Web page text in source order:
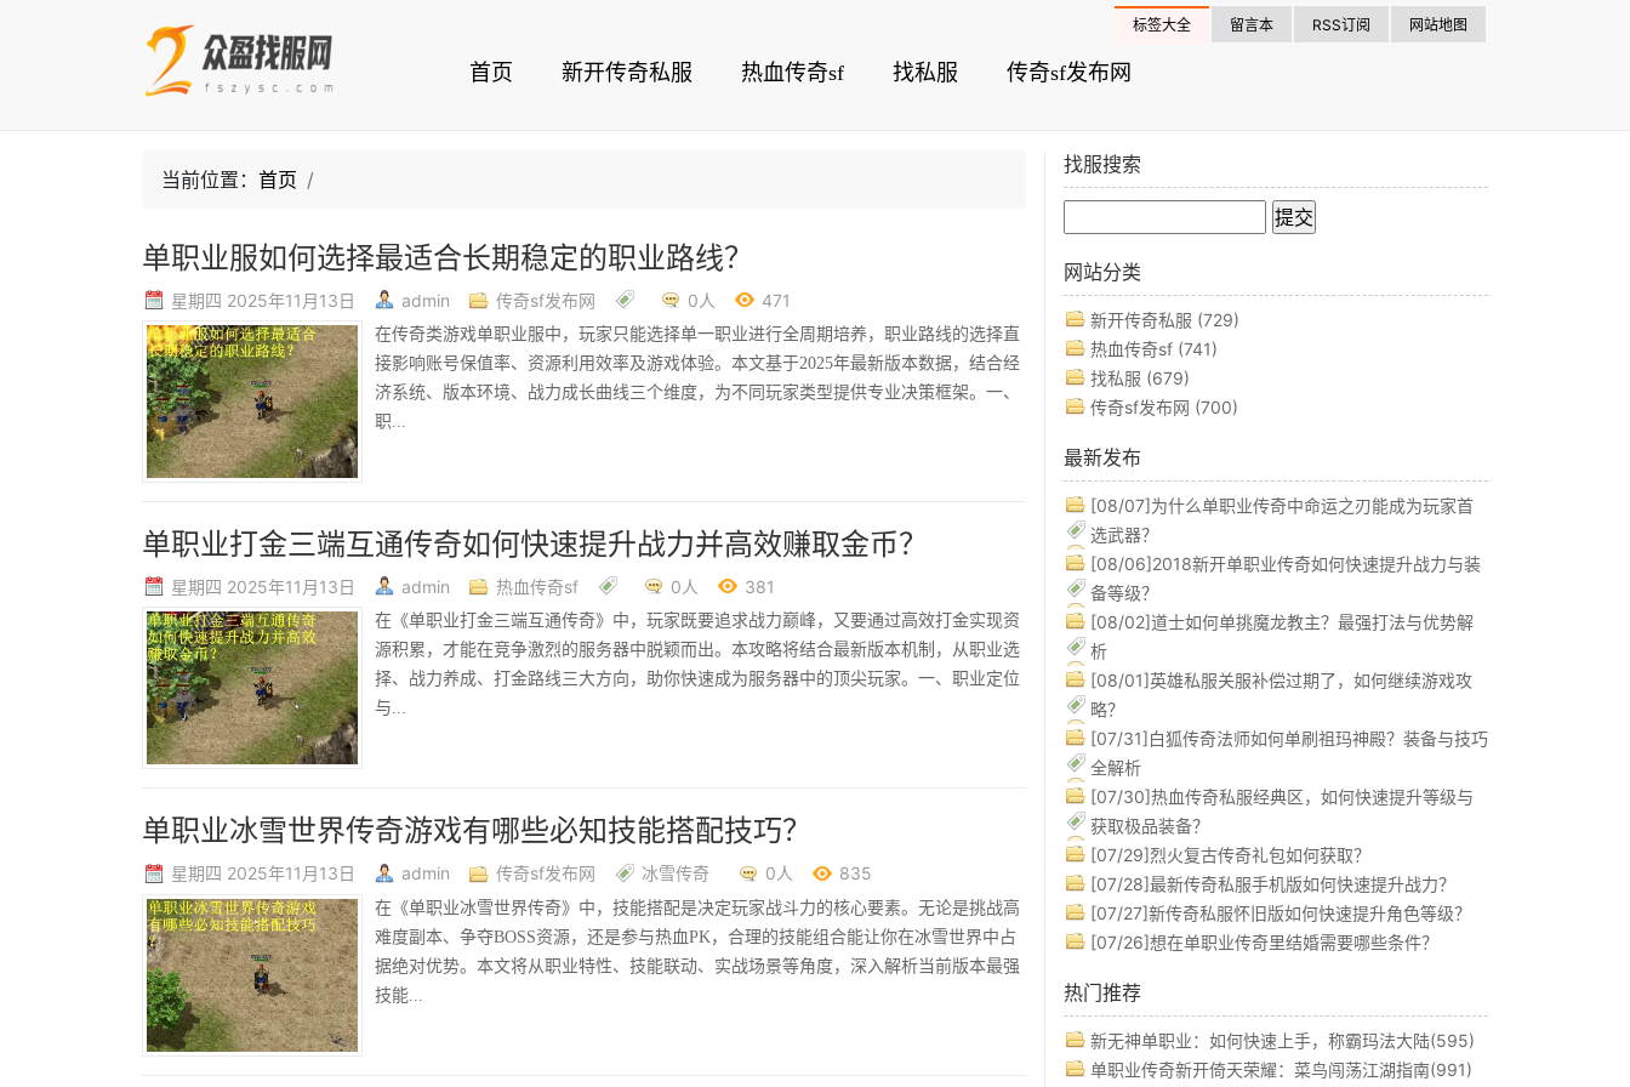
首页 新开传奇私服 热血传奇sf 找私服 传奇sf发布网
标签大全 留言本 RSS订阅 网站地图
当前位置： 首页
单职业服如何选择最适合长期稳定的职业路线？
星期四 2025年11月13日 admin 传奇sf发布网 0人 471
在传奇类游戏单职业服中，玩家只能选择单一职业进行全周期培养，职业路线的选择直
接影响账号保值率、资源利用效率及游戏体验。本文基于2025年最新版本数据，结合经
济系统、版本环境、战力成长曲线三个维度，为不同玩家类型提供专业决策框架。一、
职...
单职业打金三端互通传奇如何快速提升战力并高效赚取金币？
星期四 2025年11月13日 admin 热血传奇sf 0人 381
在《单职业打金三端互通传奇》中，玩家既要追求战力巅峰，又要通过高效打金实现资
源积累，才能在竞争激烈的服务器中脱颖而出。本攻略将结合最新版本机制，从职业选
择、战力养成、打金路线三大方向，助你快速成为服务器中的顶尖玩家。一、职业定位
与...
单职业冰雪世界传奇游戏有哪些必知技能搭配技巧？
星期四 2025年11月13日 admin 传奇sf发布网 冰雪传奇 0人 835
在《单职业冰雪世界传奇》中，技能搭配是决定玩家战斗力的核心要素。无论是挑战高
难度副本、争夺BOSS资源，还是参与热血PK，合理的技能组合能让你在冰雪世界中占
据绝对优势。本文将从职业特性、技能联动、实战场景等角度，深入解析当前版本最强
技能...
找服搜索
网站分类
新开传奇私服 (729)
热血传奇sf (741)
找私服 (679)
传奇sf发布网 (700)
最新发布
[08/07]为什么单职业传奇中命运之刃能成为玩家首
选武器？
[08/06]2018新开单职业传奇如何快速提升战力与装
备等级？
[08/02]道士如何单挑魔龙教主？最强打法与优势解
析
[08/01]英雄私服关服补偿过期了，如何继续游戏攻
略？
[07/31]白狐传奇法师如何单刷祖玛神殿？装备与技巧
全解析
[07/30]热血传奇私服经典区，如何快速提升等级与
获取极品装备？
[07/29]烈火复古传奇礼包如何获取？
[07/28]最新传奇私服手机版如何快速提升战力？
[07/27]新传奇私服怀旧版如何快速提升角色等级？
[07/26]想在单职业传奇里结婚需要哪些条件？
热门推荐
新无神单职业：如何快速上手，称霸玛法大陆(595)
单职业传奇新开倚天荣耀：菜鸟闯荡江湖指南(991)